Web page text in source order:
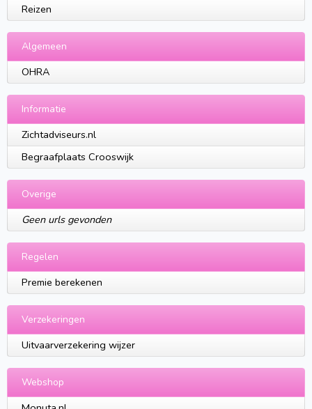
Reizen
Algemeen
OHRA
Informatie
Zichtadviseurs.nl
Begraafplaats Crooswijk
Overige
Geen urls gevonden
Regelen
Premie berekenen
Verzekeringen
Uitvaarverzekering wijzer
Webshop